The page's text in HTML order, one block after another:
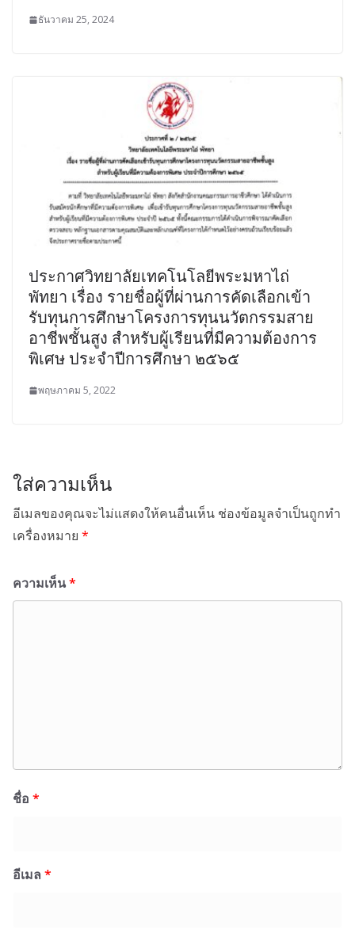
ธันวาคม 25, 2024
ประกาศวิทยาลัยเทคโนโลยีพระมหาไถ่
พัทยา เรื่อง รายชื่อผู้ที่ผ่านการคัดเลือกเข้า
รับทุนการศึกษาโครงการทุนนวัตกรรมสาย
อาชีพชั้นสูง สำหรับผู้เรียนที่มีความต้องการ
พิเศษ ประจำปีการศึกษา ๒๕๖๕
พฤษภาคม 5, 2022
ใส่ความเห็น
อีเมลของคุณจะไม่แสดงให้คนอื่นเห็น ช่องข้อมูลจำเป็นถูกทำ
เครื่องหมาย *
ความเห็น*
ชื่อ *
อีเมล *